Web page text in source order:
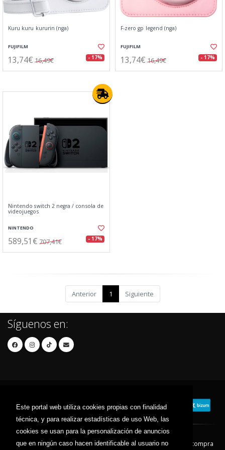
Este portal web utiliza cookies propias con finalidad
técnica, y para realizar estadísticas de uso Web, las
cookies se usan para la personalización de anuncios
que en ningún caso hacen identificable al usuario no
Kuru kuru kururin (nga)
FUJIFILM
13,74€ 16,49€ - 17%
F-zero gp legend (nga)
FUJIFILM
13,74€ 16,49€ - 17%
Nintendo switch 2 negra / consola de
videojuegos
NINTENDO
589,51€ 707,41€ - 17%
Anterior 1 Siguiente
Síguenos en:
Contacto Aviso Legal Condiciones de compra